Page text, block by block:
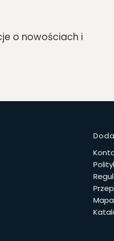
o nowościach i